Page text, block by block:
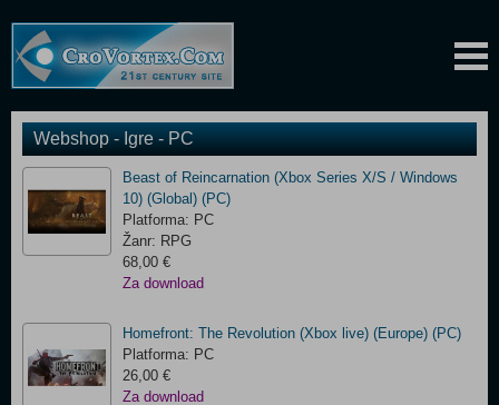
Webshop - Igre - PC
Beast of Reincarnation (Xbox Series X/S / Windows
10) (Global) (PC)
Platforma: PC
Žanr: RPG
68,00 €
Za download
Homefront: The Revolution (Xbox live) (Europe) (PC)
Platforma: PC
26,00 €
Za download